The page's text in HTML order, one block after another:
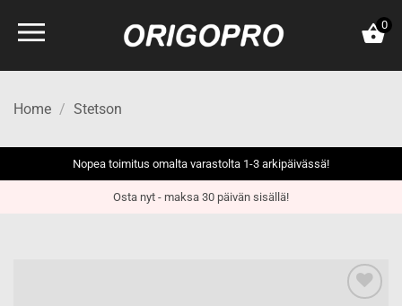
0
Home / Stetson
Nopea toimitus omalta varastolta 1-3 arkipäivässä!
Osta nyt - maksa 30 päivän sisällä!